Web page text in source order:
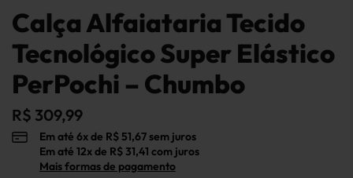
Calça Alfaiataria Tecido
Tecnológico Super Elástico
PerPochi – Chumbo
R$ 309,99
Em até 6x de R$51,67 sem juros
Em até 12x de R$ 31,41 com juros
Mais formas de pagamento